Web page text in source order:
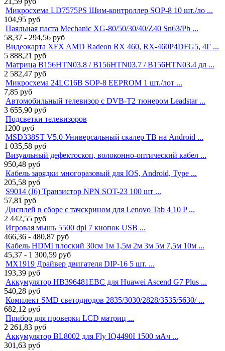
Микросхема LD7575PS Шим-контроллер SOP-8 10 шт./ло ...
104,95 руб
Паяльная паста Mechanic XG-80/50/30/40/Z40 Sn63/Pb ...
58,37 - 294,56 руб
Видеокарта XFX AMD Radeon RX 460, RX-460P4DFG5, 4Г ...
5 888,21 руб
Матрица B156HTN03.8 / B156HTN03.7 / B156HTN03.4 дл ...
2 582,47 руб
Микросхема 24LC16B SOP-8 EEPROM 1 шт./лот ...
7,85 руб
Автомобильный телевизор с DVB-T2 тюнером Leadstar ...
3 655,90 руб
Подсветки телевизоров
1200 руб
MSD338ST V5.0 Универсальный скалер ТВ на Android ...
1 035,58 руб
Визуальный дефектоскоп, волоконно-оптический кабел ...
950,48 руб
Кабель зарядки многоразовый для IOS, Android, Type ...
205,58 руб
S9014 (J6) Транзистор NPN SOT-23 100 шт ...
57,81 руб
Дисплей в сборе с тачскрином для Lenovo Tab 4 10 P ...
2 442,55 руб
Игровая мышь 5500 dpi 7 кнопок USB ...
466,36 - 480,87 руб
Кабель HDMI плоский 30см 1м 1,5м 2м 3м 5м 7,5м 10м ...
45,37 - 1 300,59 руб
MX1919 Драйвер двигателя DIP-16 5 шт. ...
193,39 руб
Аккумулятор HB396481EBC для Huawei Ascend G7 Plus ...
540,28 руб
Комплект SMD светодиодов 2835/3030/2828/3535/5630/ ...
682,12 руб
Прибор для проверки LCD матриц ...
2 261,83 руб
Аккумулятор BL8002 для Fly IQ4490I 1500 мАч ...
301,63 руб